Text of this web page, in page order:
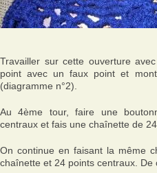
Travailler sur cette ouverture
point avec un faux point et
(diagramme n°2).
Au 4ème tour, faire une
centraux et fais une chaînette de
On continue en faisant la même
chaînette et 24 points centraux. De